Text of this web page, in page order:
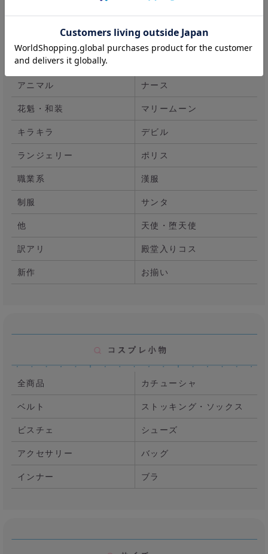
キャット
メイド
アニマル
ナース
花魁・和装
マリームーン
キラキラ
デビル
ランジェリー
ポリス
職業系
漢服
制服
サンタ
他
天使・堕天使
訳アリ
殿堂入りコス
新作
お揃い
全商品
カチューシャ
ベルト
ストッキング・ソックス
ビスチェ
シューズ
アクセサリー
バッグ
インナー
ブラ